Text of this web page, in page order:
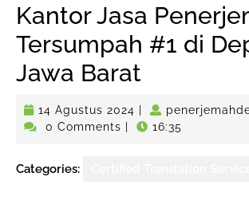
Kantor Jasa
Tersumpah #1 di
Jawa Barat
14 Agustus 2024 14
Agustus
0 Comments
16:35
Categories: